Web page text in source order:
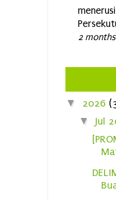
2
▼ 2026
▼ Jul